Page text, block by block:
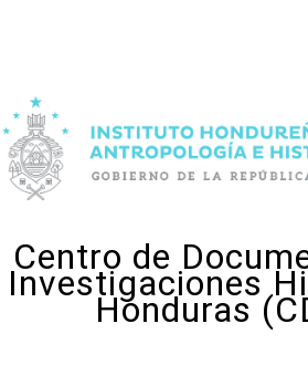
Centro de
Investigaciones
Honduras